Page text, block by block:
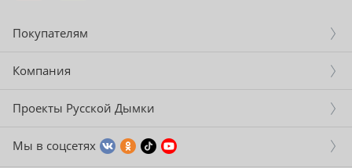
Покупателям
Компания
Проекты Русской Дымки
Мы в соцсетях